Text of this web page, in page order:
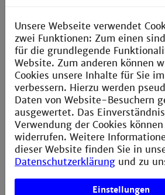
Sitemap
Anfahrt
Verbesserungsvorschlag melden
Kontakt
MARS – Center for
Technische Hochschule Mannheim
Paul-Wittsack-Str. 10
Unsere Webseite verwendet
zwei Funktionen: Zum einen
für die grundlegende
Website. Zum anderen können
Cookies unsere Inhalte für Sie
verbessern. Hierzu werden
Daten von Website-Besuchern
ausgewertet. Das
Verwendung der Cookies
widerrufen. Weitere
dieser Website finden Sie in
Datenschutzerklärung und zu
Einstellungen